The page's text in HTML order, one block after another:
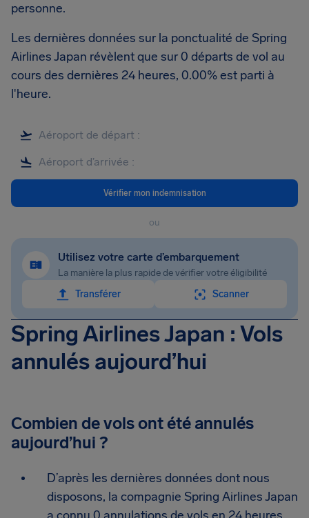
personne.
Les dernières données sur la ponctualité de Spring
Airlines Japan révèlent que sur 0 départs de vol au
cours des dernières 24 heures, 0.00% est parti à
l'heure.
Vérifier mon indemnisation
ou
Utilisez votre carte d’embarquement
La manière la plus rapide de vérifier votre éligibilité
Transférer
Scanner
Spring Airlines Japan : Vols
annulés aujourd’hui
Combien de vols ont été annulés
aujourd’hui ?
D’après les dernières données dont nous
disposons, la compagnie Spring Airlines Japan